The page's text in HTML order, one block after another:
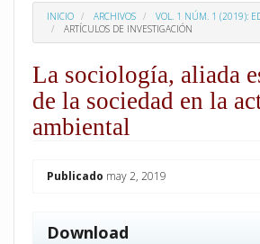
INICIO ARCHIVOS
VOL. 1 NÚM. 1 (2019):
ARTÍCULOS DE INVESTIGACIÓN
La sociología, aliada
de la sociedad en la
ambiental
Publicado may 2, 2019
Download